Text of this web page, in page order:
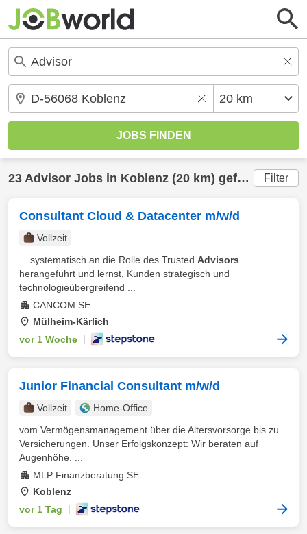
23 Advisor Jobs in Koblenz (20 km) gefunden Filter
Consultant Cloud & Datacenter m/w/d
Vollzeit
... systematisch an die Rolle des Trusted Advisors
herangeführt und lernst, Kunden strategisch und
technologieübergreifend ...
CANCOM SE
Mülheim-Kärlich
vor 1 Woche
Junior Financial Consultant m/w/d
Vollzeit
Home-Office
vom Vermögensmanagement über die Altersvorsorge bis zu
Versicherungen. Unser Erfolgskonzept: Wir beraten auf
Augenhöhe. ...
MLP Finanzberatung SE
Koblenz
vor 1 Tag